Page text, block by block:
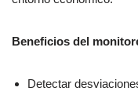
Beneficios del
Detectar